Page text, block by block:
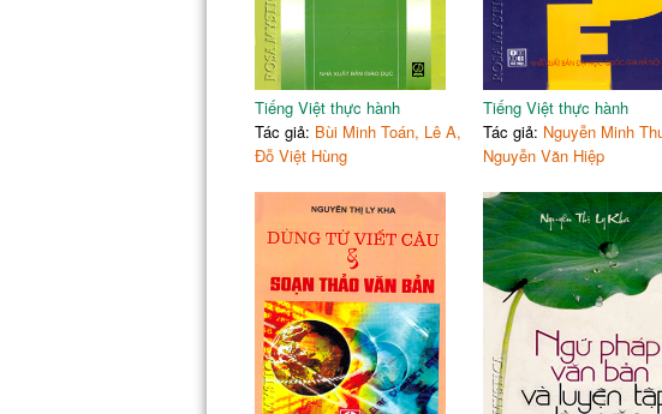
Tiếng Việt thực hành
Tác giả: Bùi Minh Toán, Lê A,
Đỗ Việt Hùng
Tiếng Việt thực hành
Tác giả: Nguyễn Minh
Nguyễn Văn Hiệp